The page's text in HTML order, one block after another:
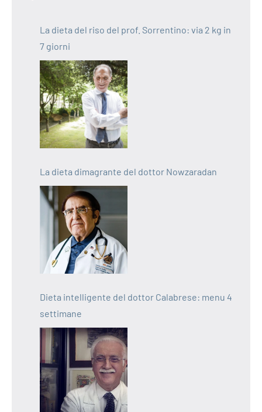
La dieta del riso del prof. Sorrentino: via 2 kg in
7 giorni
La dieta dimagrante del dottor Nowzaradan
Dieta intelligente del dottor Calabrese: menu 4
settimane